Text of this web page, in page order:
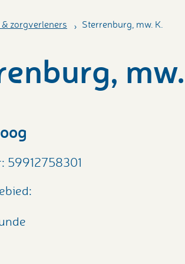
zorgverleners Sterrenburg, mw. K.
59912758301